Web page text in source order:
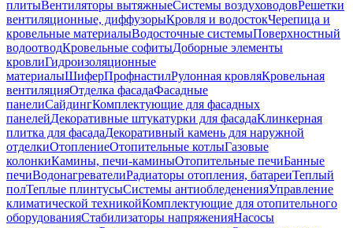
плитыВентиляторы вытяжныеСистемы воздуховодовРешетки
вентиляционные, диффузорыКровля и водостокЧерепица и
кровельные материалыВодосточные системыПоверхностный
водоотводКровельные софитыДоборные элементы
кровлиГидроизоляционные
материалыШиферПрофнастилРулонная кровляКровельная
вентиляцияОтделка фасадаФасадные
панелиСайдингКомплектующие для фасадных
панелейДекоративные штукатурки для фасадаКлинкерная
плитка для фасадаДекоративный камень для наружной
отделкиОтоплениеОтопительные котлыГазовые
колонкиКамины, печи-каминыОтопительные печиБанные
печиВодонагревателиРадиаторы отопления, батареиТеплый
полТеплые плинтусыСистемы антиобледененияУправление
климатической техникойКомплектующие для отопительного
оборудованияСтабилизаторы напряженияНасосы